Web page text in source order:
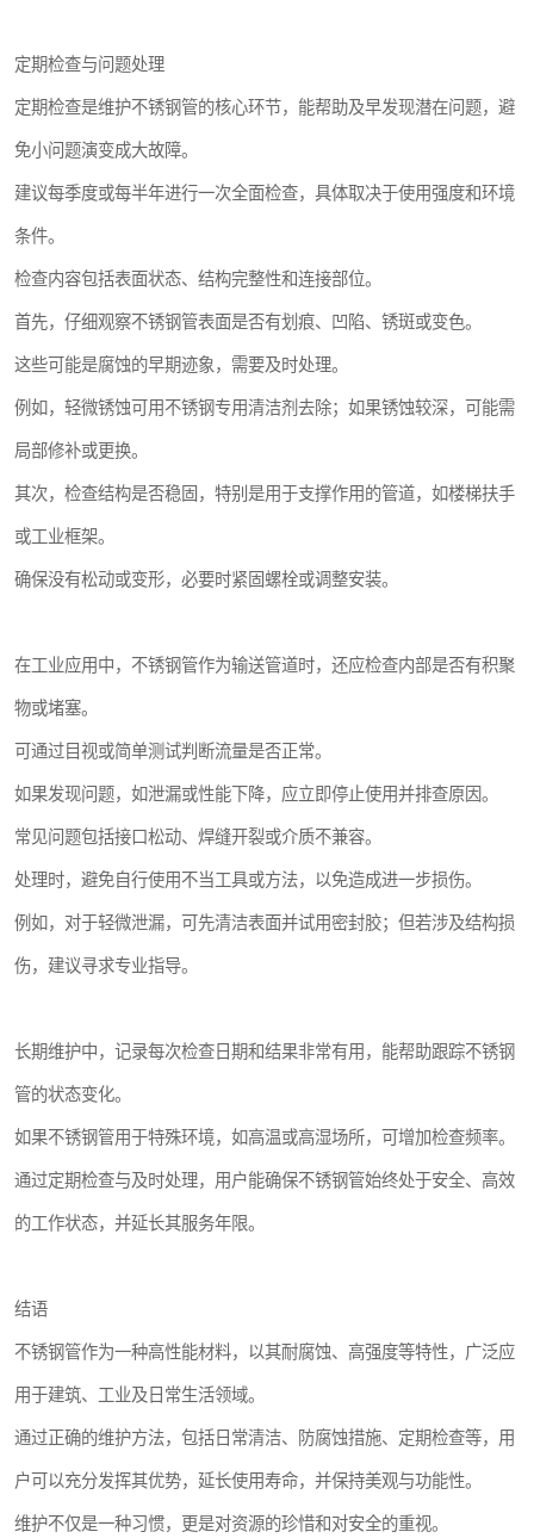
定期检查与问题处理
定期检查是维护不锈钢管的核心环节，能帮助及早发现潜在问题，避
免小问题演变成大故障。
建议每季度或每半年进行一次全面检查，具体取决于使用强度和环境
条件。
检查内容包括表面状态、结构完整性和连接部位。
首先，仔细观察不锈钢管表面是否有划痕、凹陷、锈斑或变色。
这些可能是腐蚀的早期迹象，需要及时处理。
例如，轻微锈蚀可用不锈钢专用清洁剂去除；如果锈蚀较深，可能需
局部修补或更换。
其次，检查结构是否稳固，特别是用于支撑作用的管道，如楼梯扶手
或工业框架。
确保没有松动或变形，必要时紧固螺栓或调整安装。
在工业应用中，不锈钢管作为输送管道时，还应检查内部是否有积聚
物或堵塞。
可通过目视或简单测试判断流量是否正常。
如果发现问题，如泄漏或性能下降，应立即停止使用并排查原因。
常见问题包括接口松动、焊缝开裂或介质不兼容。
处理时，避免自行使用不当工具或方法，以免造成进一步损伤。
例如，对于轻微泄漏，可先清洁表面并试用密封胶；但若涉及结构损
伤，建议寻求专业指导。
长期维护中，记录每次检查日期和结果非常有用，能帮助跟踪不锈钢
管的状态变化。
如果不锈钢管用于特殊环境，如高温或高湿场所，可增加检查频率。
通过定期检查与及时处理，用户能确保不锈钢管始终处于安全、高效
的工作状态，并延长其服务年限。
结语
不锈钢管作为一种高性能材料，以其耐腐蚀、高强度等特性，广泛应
用于建筑、工业及日常生活领域。
通过正确的维护方法，包括日常清洁、防腐蚀措施、定期检查等，用
户可以充分发挥其优势，延长使用寿命，并保持美观与功能性。
维护不仅是一种习惯，更是对资源的珍惜和对安全的重视。